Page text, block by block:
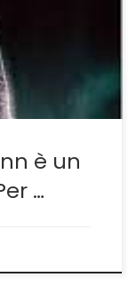
prodotti con in
di James
ma
è un
…